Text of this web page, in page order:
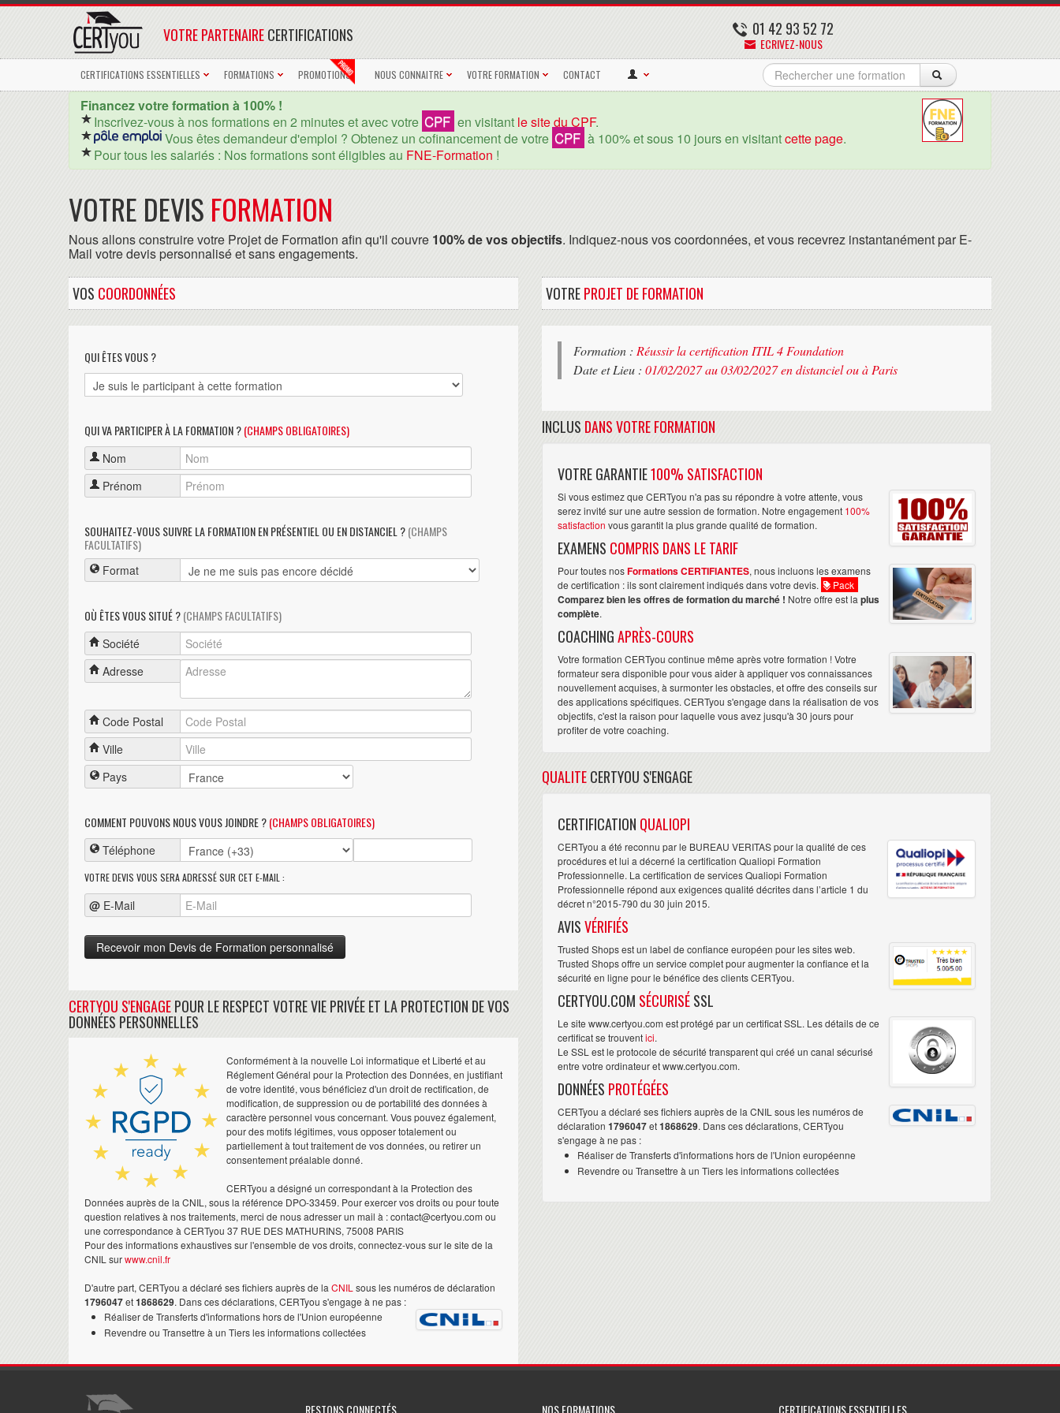
01 42 93 52 72
ECRIVEZ-NOUS
VOTRE PARTENAIRECERTIFICATIONS
CERTIFICATIONS ESSENTIELLES FORMATIONS PROMOTIONS NOUS CONNAITRE VOTRE FORMATION CONTACT
Financez votre formation à 100% !
Inscrivez-vous à nos formations en 2 minutes et avec votre CPF en visitant le site du CPF.
Vous êtes demandeur d'emploi ? Obtenez un cofinancement de votre CPF à 100% et sous 10 jours en visitantcette page.
Pour tous les salariés : Nos formations sont éligibles au FNE-Formation !
VOTRE DEVIS FORMATION
Nous allons construire votre Projet de Formation afin qu'il couvre 100% de vos objectifs. Indiquez-nous vos coordonnées, et vous recevrez instantanément par E-
Mail votre devis personnalisé et sans engagements.
VOS COORDONNÉES
QUI ÊTES VOUS ?
QUI VA PARTICIPER À LA FORMATION ?(CHAMPS OBLIGATOIRES)
Nom
Prénom
SOUHAITEZ-VOUS SUIVRE LA FORMATION EN PRÉSENTIEL OU EN DISTANCIEL ?(CHAMPS
FACULTATIFS)
Format
OÙ ÊTES VOUS SITUÉ ?(CHAMPS FACULTATIFS)
Société
Adresse
Code Postal
Ville
Pays
COMMENT POUVONS NOUS VOUS JOINDRE ?(CHAMPS OBLIGATOIRES)
Téléphone
VOTRE DEVIS VOUS SERA ADRESSÉ SUR CET E-MAIL :
@ E-Mail
CERTYOU S'ENGAGEPOUR LE RESPECT VOTRE VIE PRIVÉE ET LA PROTECTION DE VOS
DONNÉES PERSONNELLES
Conformément à la nouvelle Loi informatique et Liberté et au
Réglement Général pour la Protection des Données, en justifiant
de votre identité, vous bénéficiez d'un droit de rectification, de
modification, de suppression ou de portabilité des données à
caractère personnel vous concernant. Vous pouvez également,
pour des motifs légitimes, vous opposer totalement ou
partiellement à tout traitement de vos données, ou retirer un
consentement préalable donné.
CERTyou a désigné un correspondant à la Protection des
Données auprès de la CNIL, sous la référence DPO-33459. Pour exercer vos droits ou pour toute
question relatives à nos traitements, merci de nous adresser un mail à : contact@certyou.com ou
une correspondance à CERTyou 37 RUE DES MATHURINS, 75008 PARIS
Pour des informations exhaustives sur l'ensemble de vos droits, connectez-vous sur le site de la
CNIL surwww.cnil.fr
D'autre part, CERTyou a déclaré ses fichiers auprès de la CNIL sous les numéros de déclaration
1796047et1868629. Dans ces déclarations, CERTyou s'engage à ne pas :
Réaliser de Transferts d'informations hors de l'Union européenne
Revendre ou Transettre à un Tiers les informations collectées
VOTREPROJET DE FORMATION
Formation : Réussir la certification ITIL 4 Foundation
Date et Lieu : 01/02/2027 au 03/02/2027 en distanciel ou à Paris
INCLUS DANS VOTRE FORMATION
VOTRE GARANTIE100% SATISFACTION
Si vous estimez que CERTyou n'a pas su répondre à votre attente, vous
serez invité sur une autre session de formation. Notre engagement 100%
satisfaction vous garantit la plus grande qualité de formation.
EXAMENS COMPRIS DANS LE TARIF
Pour toutes nosFormations CERTIFIANTES, nous incluons les examens
de certification : ils sont clairement indiqués dans votre devis.
Pack
Comparez bien les offres de formation du marché ! Notre offre est la plus
complète.
COACHINGAPRÈS-COURS
Votre formation CERTyou continue même après votre formation ! Votre
formateur sera disponible pour vous aider à appliquer vos connaissances
nouvellement acquises, à surmonter les obstacles, et offre des conseils sur
des applications spécifiques. CERTyou s'engage dans la réalisation de vos
objectifs, c'est la raison pour laquelle vous avez jusqu'à 30 jours pour
profiter de votre coaching.
QUALITECERTYOU S'ENGAGE
CERTIFICATION QUALIOPI
CERTyou a été reconnu par le BUREAU VERITAS pour la qualité de ces
procédures et lui a décerné la certification Qualiopi Formation
Professionnelle. La certification de services Qualiopi Formation
Professionnelle répond aux exigences qualité décrites dans l’article 1 du
décret n°2015-790 du 30 juin 2015.
AVISVÉRIFIÉS
Trusted Shops est un label de confiance européen pour les sites web.
Trusted Shops offre un service complet pour augmenter la confiance et la
sécurité en ligne pour le bénéfice des clients CERTyou.
CERTYOU.COM SÉCURISÉSSL
Le site www.certyou.com est protégé par un certificat SSL. Les détails de ce
certificat se trouventici.
Le SSL est le protocole de sécurité transparent qui créé un canal sécurisé
entre votre ordinateur et www.certyou.com.
DONNÉES PROTÉGÉES
CERTyou a déclaré ses fichiers auprès de la CNIL sous les numéros de
déclaration 1796047et1868629. Dans ces déclarations, CERTyou
s'engage à ne pas :
Réaliser de Transferts d'informations hors de l'Union européenne
Revendre ou Transettre à un Tiers les informations collectées
RESTONS CONNECTÉS NOS FORMATIONS CERTIFICATIONS ESSENTIELLES